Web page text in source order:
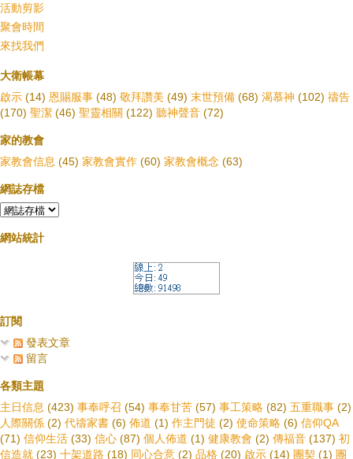
活動剪影
聚會時間
來找我們
大衛帳幕
啟示 (14) 恩賜服事 (48) 敬拜讚美 (49) 末世預備 (68) 渴慕神 (102) 禱告
(170) 聖潔 (46) 聖靈相關 (122) 聽神聲音 (72)
家的教會
家教會信息 (45) 家教會實作 (60) 家教會概念 (63)
網誌存檔
網站統計
訂閱
發表文章
留言
各類主題
主日信息 (423) 事奉呼召 (54) 事奉甘苦 (57) 事工策略 (82) 五重職事 (2)
人際關係 (2) 代禱家書 (6) 佈道 (1) 作主門徒 (2) 使命策略 (6) 信仰QA
(71) 信仰生活 (33) 信心 (87) 個人佈道 (1) 健康教會 (2) 傳福音 (137) 初
信造就 (23) 十架道路 (18) 同心合意 (2) 品格 (20) 啟示 (14) 團契 (1) 團